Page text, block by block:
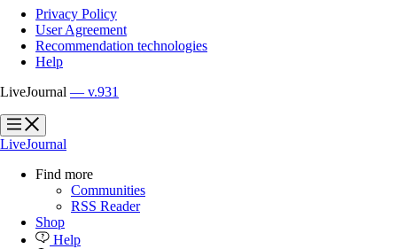
Privacy Policy
User Agreement
Recommendation technologies
Help
LiveJournal — v.931
?
?
LiveJournal
Find more
Communities
RSS Reader
Shop
Help